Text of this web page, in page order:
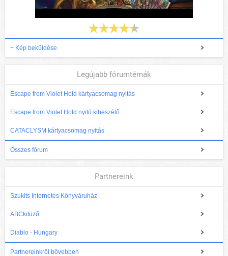
+ Kép beküldése
Legújabb fórumtémák
Escape from Violet Hold kártyacsomag nyitás
Escape from Violet Hold nyitó kibeszélő
CATACLYSM kártyacsomag nyitás
Összes fórum
Partnereink
Szukits Internetes Könyváruház
ABCkitüző
Diablo - Hungary
Partnereinkről bővebben